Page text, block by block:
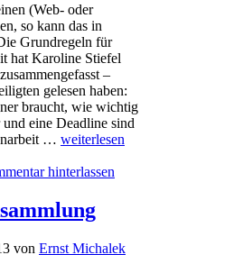
(Web- oder
so kann das in
Grundregeln für
hat Karoline Stiefel
–
gelesen haben:
braucht, wie wichtig
eine Deadline sind
… weiterlesen
hinterlassen
von Ernst Michalek